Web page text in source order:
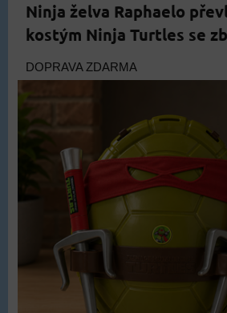
Ninja želva Raphaelo
kostým Ninja Turtles se
DOPRAVA ZDARMA